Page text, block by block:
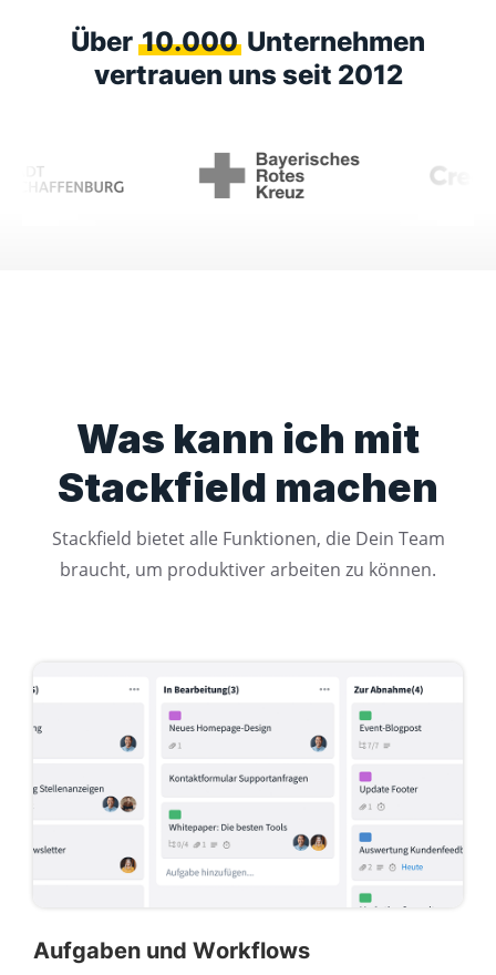
Über 10.000 Unternehmen
vertrauen uns seit 2012
Was kann ich mit
Stackfield machen
Stackfield bietet alle Funktionen, die Dein Team
braucht, um produktiver arbeiten zu können.
Aufgaben und Workflows